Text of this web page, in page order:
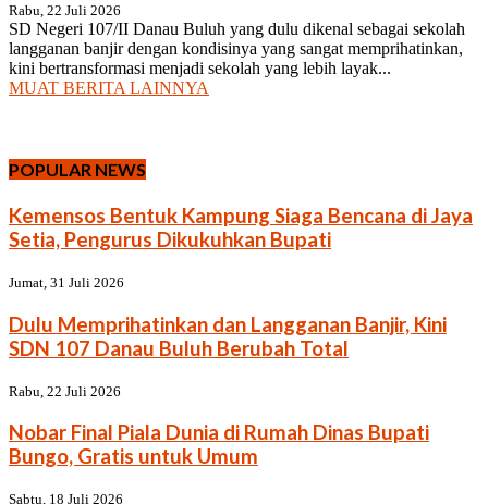
Rabu, 22 Juli 2026
SD Negeri 107/II Danau Buluh yang dulu dikenal sebagai sekolah
langganan banjir dengan kondisinya yang sangat memprihatinkan,
kini bertransformasi menjadi sekolah yang lebih layak...
MUAT BERITA LAINNYA
POPULAR NEWS
Kemensos Bentuk Kampung Siaga Bencana di Jaya
Setia, Pengurus Dikukuhkan Bupati
Jumat, 31 Juli 2026
Dulu Memprihatinkan dan Langganan Banjir, Kini
SDN 107 Danau Buluh Berubah Total
Rabu, 22 Juli 2026
Nobar Final Piala Dunia di Rumah Dinas Bupati
Bungo, Gratis untuk Umum
Sabtu, 18 Juli 2026